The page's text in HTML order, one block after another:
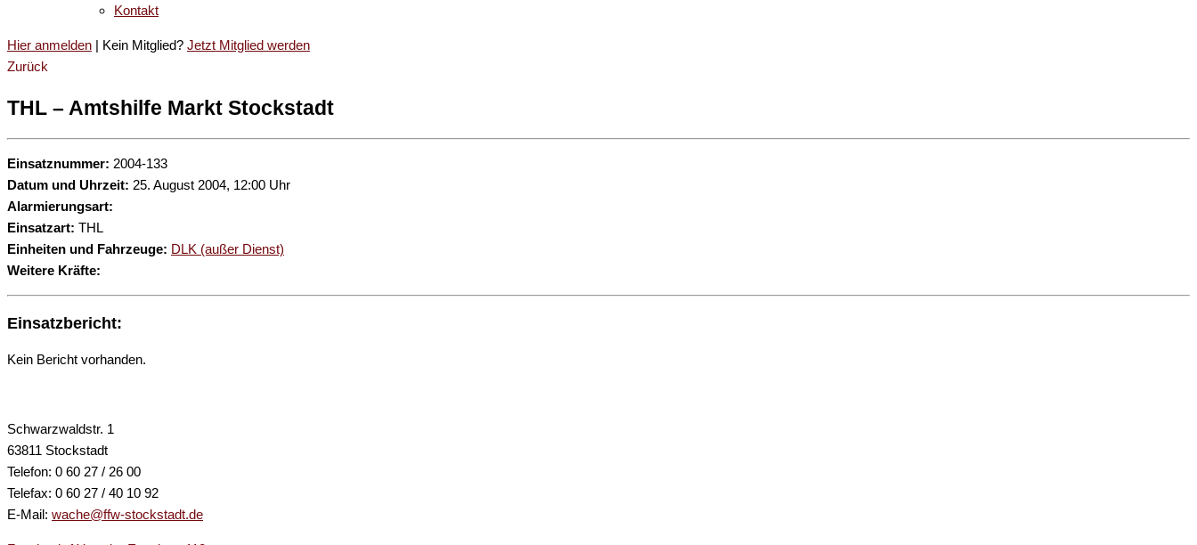
Kontakt
Hier anmelden | Kein Mitglied? Jetzt Mitglied werden
Zurück
THL – Amtshilfe Markt Stockstadt
Einsatznummer: 2004-133
Datum und Uhrzeit: 25. August 2004, 12:00 Uhr
Alarmierungsart:
Einsatzart: THL
Einheiten und Fahrzeuge: DLK (außer Dienst)
Weitere Kräfte:
Einsatzbericht:
Kein Bericht vorhanden.
Schwarzwaldstr. 1
63811 Stockstadt
Telefon: 0 60 27 / 26 00
Telefax: 0 60 27 / 40 10 92
E-Mail: wache@ffw-stockstadt.de